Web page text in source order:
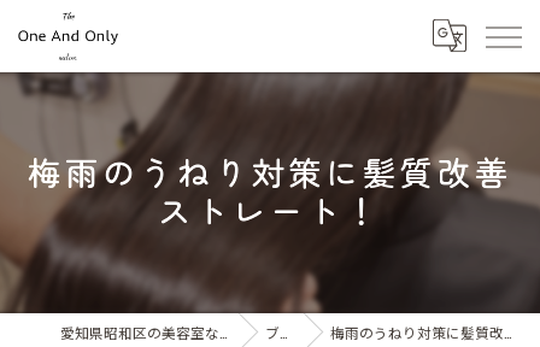
梅雨のうねり対策に髪質改善
ストレート！
ブログ 梅雨のうねり対策に髪質改善ストレート！